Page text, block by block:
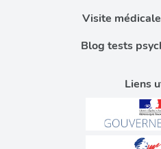
Liens
Visite
Blog tests